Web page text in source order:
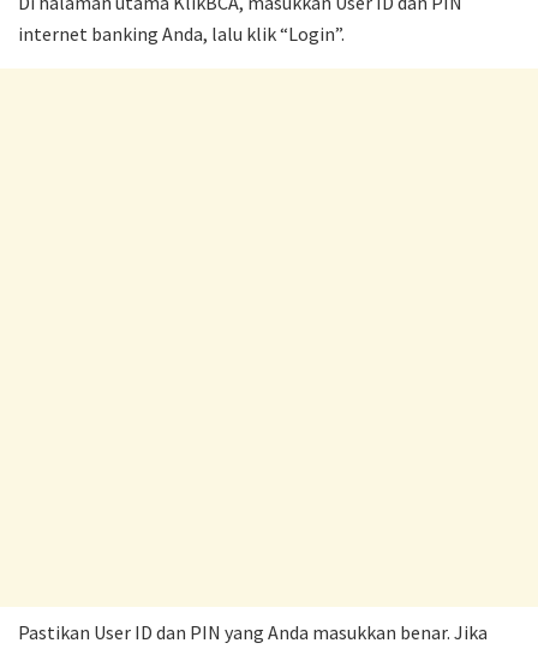
internet banking Anda, lalu klik “Login”.
Pastikan User ID dan PIN yang Anda masukkan benar. Jika